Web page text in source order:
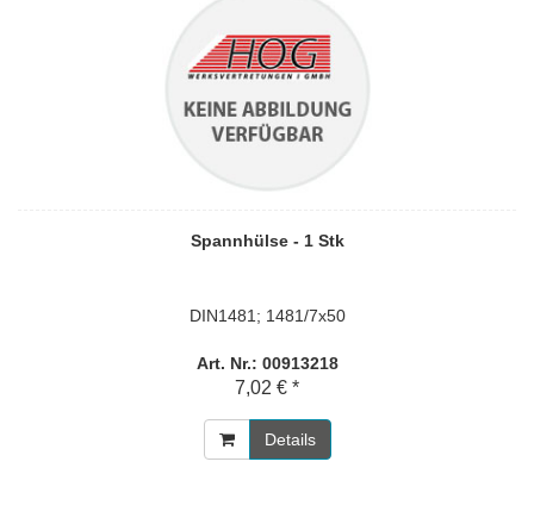
Spannhülse - 1 Stk
DIN1481; 1481/7x50
Art. Nr.: 00913218
7,02 € *
Details